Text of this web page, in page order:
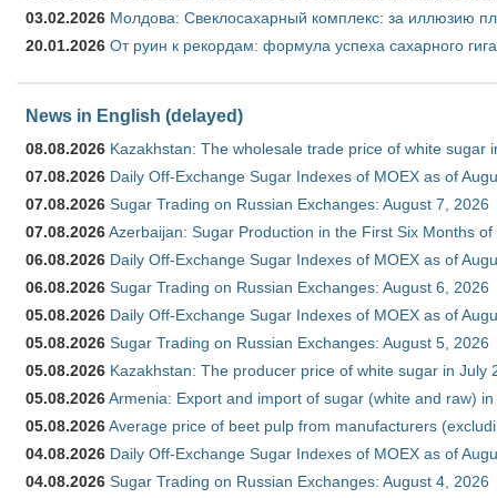
03.02.2026 Молдова: Свеклосахарный комплекс: за иллюзию
20.01.2026 От руин к рекордам: формула успеха сахарного
News in English (delayed)
08.08.2026 Kazakhstan: The wholesale trade price of white sugar
07.08.2026 Daily Off-Exchange Sugar Indexes of MOEX as of
07.08.2026 Sugar Trading on Russian Exchanges: August 7, 2026
07.08.2026Azerbaijan: Sugar Production in the First Six Months of
06.08.2026 Daily Off-Exchange Sugar Indexes of MOEX as of
06.08.2026 Sugar Trading on Russian Exchanges: August 6, 2026
05.08.2026 Daily Off-Exchange Sugar Indexes of MOEX as of
05.08.2026 Sugar Trading on Russian Exchanges: August 5, 2026
05.08.2026 Kazakhstan: The producer price of white sugar in July
05.08.2026Armenia: Export and import of sugar (white and raw)
05.08.2026Average price of beet pulp from manufacturers
04.08.2026 Daily Off-Exchange Sugar Indexes of MOEX as of
04.08.2026 Sugar Trading on Russian Exchanges: August 4, 2026